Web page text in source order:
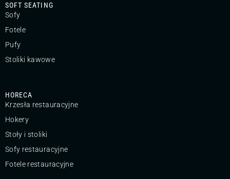
SOFT SEATING
Sofy
Fotele
Pufy
Stoliki kawowe
HORECA
Krzesła restauracyjne
Hokery
Stoły i stoliki
Sofy restauracyjne
Fotele restauracyjne